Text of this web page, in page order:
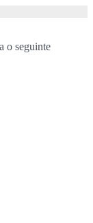
o seguinte